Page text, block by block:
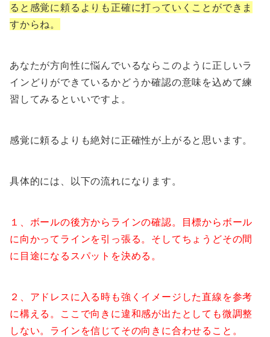
ると感覚に頼るよりも正確に打っていくことができま
すからね。
あなたが方向性に悩んでいるならこのように正しいラ
インどりができているかどうか確認の意味を込めて練
習してみるといいですよ。
感覚に頼るよりも絶対に正確性が上がると思います。
具体的には、以下の流れになります。
１、ボールの後方からラインの確認。目標からボール
に向かってラインを引っ張る。そしてちょうどその間
に目途になるスパットを決める。
２、アドレスに入る時も強くイメージした直線を参考
に構える。ここで向きに違和感が出たとしても微調整
しない。ラインを信じてその向きに合わせること。